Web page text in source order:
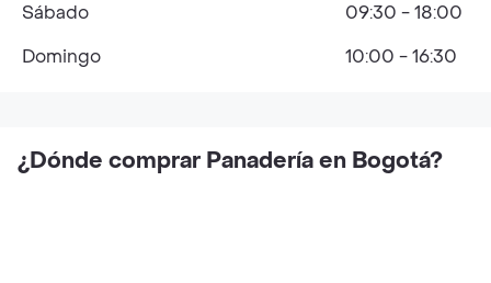
¿Dónde comprar Panadería en Bogotá?
Sábado
09:30 - 18:00
Domingo
10:00 - 16:30